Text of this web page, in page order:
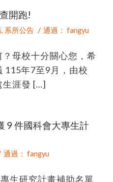
開跑!
, 系所公告 / 通過： fangyu
母校十分關心您，希
115年7至9月，由校
生涯發 […]
9 件國科會大專生計
通過： fangyu
生研究計畫補助名單